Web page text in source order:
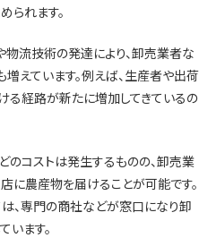
られます。
物流技術の発達により、卸売業者な
えています。例えば、生産者や出荷
る経路が新たに増加してきているの
コストは発生するものの、卸売業
に農産物を届けることが可能です。
、専門の商社などが窓口になり卸
ます。